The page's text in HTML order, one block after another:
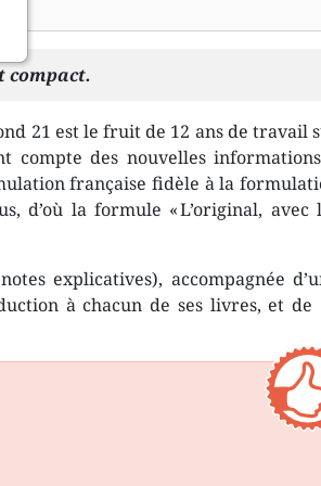
compact.
21 est le fruit de 12 ans de travail
compte des nouvelles
française fidèle à la
d’où la formule « L’original, avec
explicatives), accompagnée
à chacun de ses livres, et de